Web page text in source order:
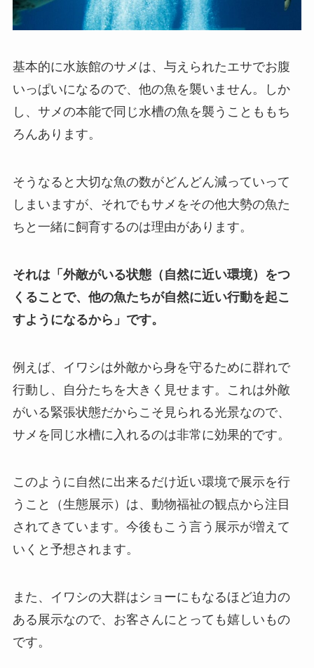
基本的に水族館のサメは、与えられたエサでお腹
いっぱいになるので、他の魚を襲いません。しか
し、サメの本能で同じ水槽の魚を襲うことももち
ろんあります。
そうなると大切な魚の数がどんどん減っていって
しまいますが、それでもサメをその他大勢の魚た
ちと一緒に飼育するのは理由があります。
それは「外敵がいる状態（自然に近い環境）をつ
くることで、他の魚たちが自然に近い行動を起こ
すようになるから」です。
例えば、イワシは外敵から身を守るために群れで
行動し、自分たちを大きく見せます。これは外敵
がいる緊張状態だからこそ見られる光景なので、
サメを同じ水槽に入れるのは非常に効果的です。
このように自然に出来るだけ近い環境で展示を行
うこと（生態展示）は、動物福祉の観点から注目
されてきています。今後もこう言う展示が増えて
いくと予想されます。
また、イワシの大群はショーにもなるほど迫力の
ある展示なので、お客さんにとっても嬉しいもの
です。